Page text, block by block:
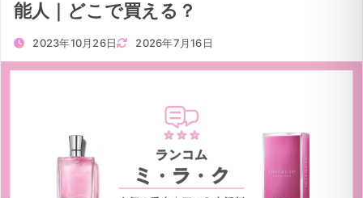
能人｜どこで買える？
2023年10月26日 2026年7月16日